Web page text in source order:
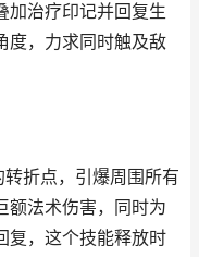
加治疗印记并回复生
度，力求同时触及敌
转折点，引爆周围所有
额法术伤害，同时为
复，这个技能释放时